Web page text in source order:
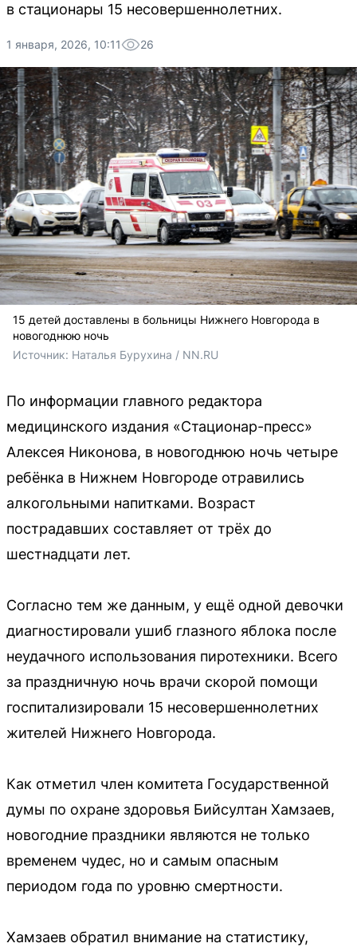
в стационары 15 несовершеннолетних.
1 января, 2026, 10:11 26
15 детей доставлены в больницы Нижнего Новгорода в
новогоднюю ночь
Источник: Наталья Бурухина / NN.RU
По информации главного редактора
медицинского издания «Стационар-пресс»
Алексея Никонова, в новогоднюю ночь четыре
ребёнка в Нижнем Новгороде отравились
алкогольными напитками. Возраст
пострадавших составляет от трёх до
шестнадцати лет.
Согласно тем же данным, у ещё одной девочки
диагностировали ушиб глазного яблока после
неудачного использования пиротехники. Всего
за праздничную ночь врачи скорой помощи
госпитализировали 15 несовершеннолетних
жителей Нижнего Новгорода.
Как отметил член комитета Государственной
думы по охране здоровья Бийсултан Хамзаев,
новогодние праздники являются не только
временем чудес, но и самым опасным
периодом года по уровню смертности.
Хамзаев обратил внимание на статистику,